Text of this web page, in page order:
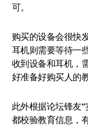
可。
购买的设备会很快
耳机则需要等待一
收到设备和耳机，
好准备好购买人的
此外根据论坛锋友
都校验教育信息，